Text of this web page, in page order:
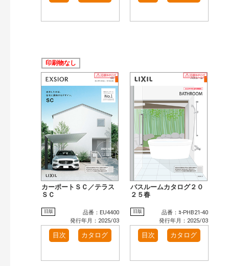
印刷物なし
カーポートＳＣ／テラス
ＳＣ
旧版
品番：EU4400
発行年月：2025/03
目次 カタログ
バスルームカタログ２０
２５春
旧版
品番：ﾖ-PHB21-40
発行年月：2025/03
目次 カタログ